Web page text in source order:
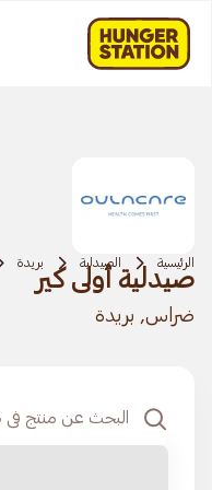
الرئيسية الصيدلية بريدة
صيدلية أولى كير
ضراس, بريدة